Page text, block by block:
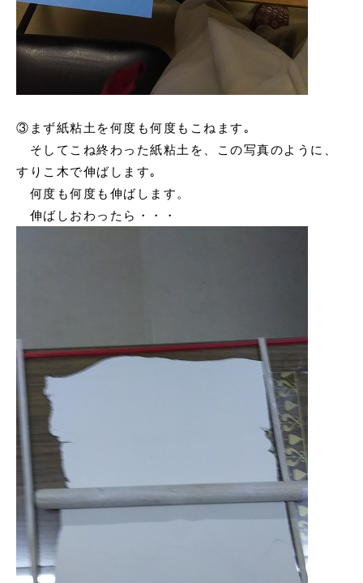
③まず紙粘土を何度も何度もこねます｡
そしてこね終わった紙粘土を、この写真のように、
すりこ木で伸ばします｡
何度も何度も伸ばします。
伸ばしおわったら・・・